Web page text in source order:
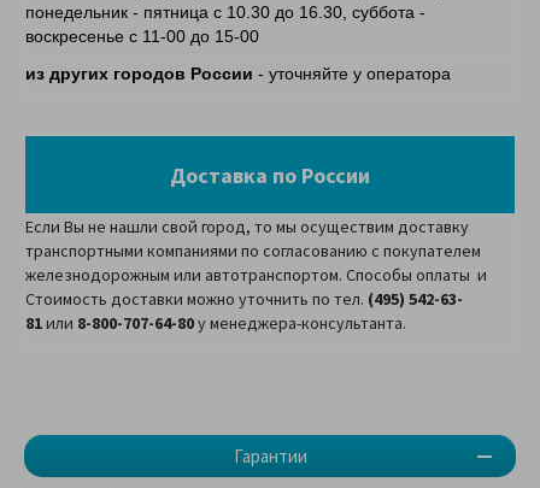
Гарантии
понедельник - пятница с 10.30 до 16.30, суббота -
воскресенье с 11-00 до 15-00
из других городов России - уточняйте у оператора
Доставка по России
Если Вы не нашли свой город, то мы осуществим доставку
транспортными компаниями по согласованию с покупателем
железнодорожным или автотранспортом. Способы оплаты и
Стоимость доставки можно уточнить по тел. (495) 542-63-
81или 8-800-707-64-80у менеджера-консультанта.